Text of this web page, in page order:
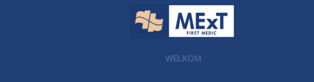
WELKOM